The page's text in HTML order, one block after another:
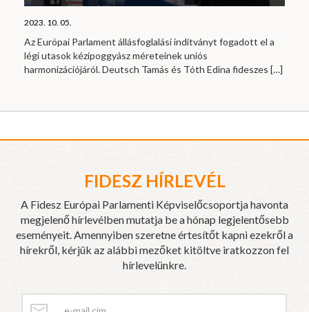
2023. 10. 05.
Az Európai Parlament állásfoglalási indítványt fogadott el a
légi utasok kézipoggyász méreteinek uniós
harmonizációjáról. Deutsch Tamás és Tóth Edina fideszes […]
FIDESZ HÍRLEVÉL
A Fidesz Európai Parlamenti Képviselőcsoportja havonta
megjelenő hírlevélben mutatja be a hónap legjelentősebb
eseményeit. Amennyiben szeretne értesítőt kapni ezekről a
hírekről, kérjük az alábbi mezőket kitöltve iratkozzon fel
hírlevelünkre.